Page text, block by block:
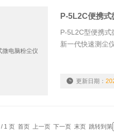
P-5L2C便携式
P-5L2C型便携
新一代快速测尘
生方面呼吸性
更新日期：
/ 1 页 首页 上一页 下一页 末页 跳转到第